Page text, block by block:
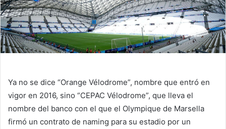
Ya no se dice “Orange Vélodrome”, nombre que entró en
vigor en 2016, sino “CEPAC Vélodrome”, que lleva el
nombre del banco con el que el Olympique de Marsella
firmó un contrato de naming para su estadio por un